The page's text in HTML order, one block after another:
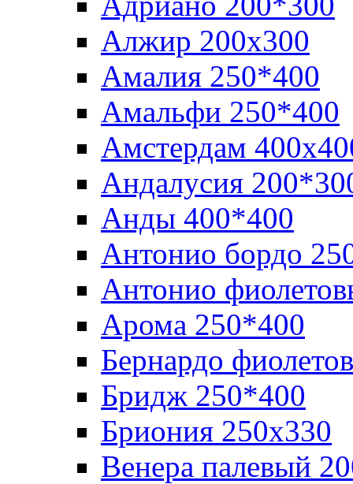
Алжир 200х300
Амалия 250*400
Амальфи 250*400
Амстердам
Андалусия
Анды 400*400
Антонио бордо
Антонио
Арома 250*400
Бернардо
Бридж 250*400
Бриония 250х330
Венера палевый